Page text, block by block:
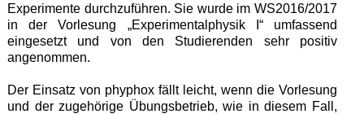
Experimente durchzuführen. Sie wurde im WS2016/2017
in der Vorlesung „Experimentalphysik I“ umfassend
eingesetzt und von den Studierenden sehr positiv
angenommen.
Der Einsatz von phyphox fällt leicht, wenn die Vorlesung
und der zugehörige Übungsbetrieb, wie in diesem Fall,